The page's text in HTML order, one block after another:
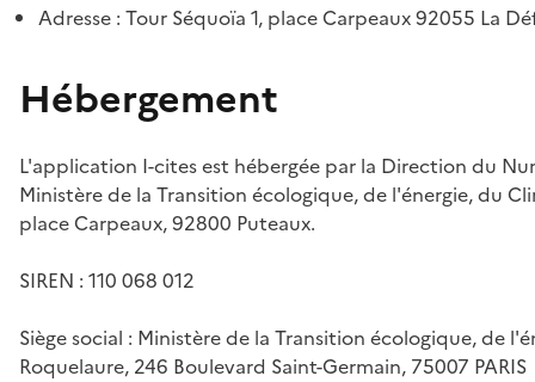
Adresse : Tour Séquoïa 1, place Carpeaux 92055 La
Hébergement
L'application I-cites est hébergée par la Direction du
Ministère de la Transition écologique, de l'énergie, du
place Carpeaux, 92800 Puteaux.
SIREN : 110 068 012
Siège social : Ministère de la Transition écologique, de
Roquelaure, 246 Boulevard Saint-Germain, 75007 PARIS